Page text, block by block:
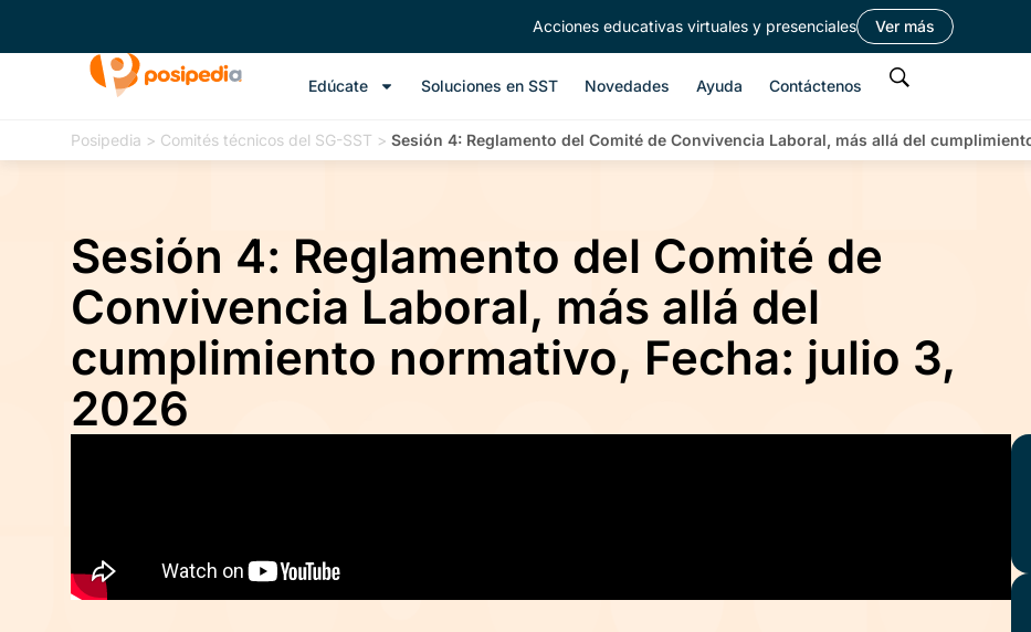
Acciones educativas virtuales y presenciales Ver más
Edúcate Soluciones en SST Novedades Ayuda Contáctenos
Posipedia > Comités técnicos del SG-SST > Sesión 4: Reglamento del Comité de Convivencia Laboral, más allá del
Sesión 4: Reglamento del Comité de
Convivencia Laboral, más allá del
cumplimiento normativo, Fecha: julio 3,
2026